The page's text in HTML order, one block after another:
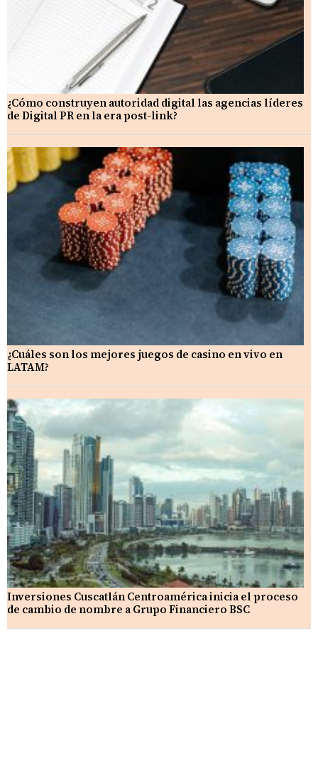
¿Cómo construyen autoridad digital las agencias líderes
de Digital PR en la era post-link?
¿Cuáles son los mejores juegos de casino en vivo en
LATAM?
Inversiones Cuscatlán Centroamérica inicia el proceso
de cambio de nombre a Grupo Financiero BSC